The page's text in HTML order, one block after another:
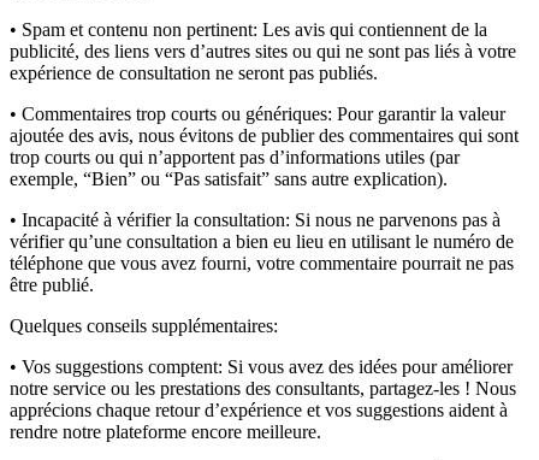
• Spam et contenu non pertinent: Les avis qui contiennent de la
publicité, des liens vers d’autres sites ou qui ne sont pas liés à votre
expérience de consultation ne seront pas publiés.
• Commentaires trop courts ou génériques: Pour garantir la valeur
ajoutée des avis, nous évitons de publier des commentaires qui sont
trop courts ou qui n’apportent pas d’informations utiles (par
exemple, “Bien” ou “Pas satisfait” sans autre explication).
• Incapacité à vérifier la consultation: Si nous ne parvenons pas à
vérifier qu’une consultation a bien eu lieu en utilisant le numéro de
téléphone que vous avez fourni, votre commentaire pourrait ne pas
être publié.
Quelques conseils supplémentaires:
• Vos suggestions comptent: Si vous avez des idées pour améliorer
notre service ou les prestations des consultants, partagez-les ! Nous
apprécions chaque retour d’expérience et vos suggestions aident à
rendre notre plateforme encore meilleure.